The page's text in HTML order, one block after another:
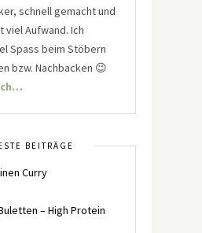
schnell gemacht und
viel Aufwand. Ich
Spass beim Stöbern
bzw. Nachbacken 😉
BEITRÄGE
Curry
– High Protein